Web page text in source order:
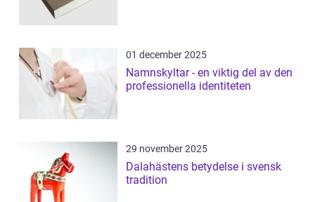
01 december 2025
Namnskyltar - en viktig del av den
professionella identiteten
29 november 2025
Dalahästens betydelse i svensk
tradition